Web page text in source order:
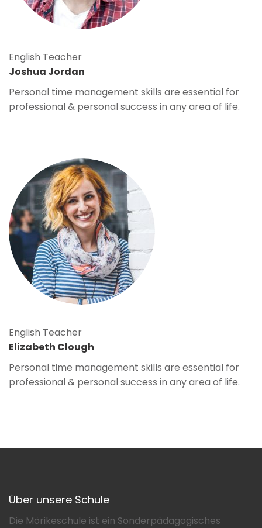
English Teacher
Joshua Jordan
Personal time management skills are essential for
professional & personal success in any area of life.
English Teacher
Elizabeth Clough
Personal time management skills are essential for
professional & personal success in any area of life.
Über unsere Schule
Die Mörikeschule ist ein Sonderpädagogisches